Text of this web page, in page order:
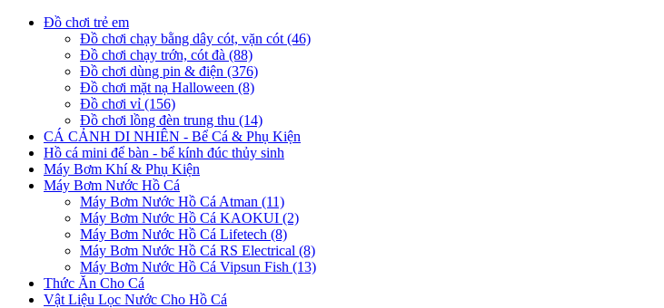
Đồ chơi trẻ em
Đồ chơi chạy bằng dây cót, vặn cót (46)
Đồ chơi chạy trớn, cót đà (88)
Đồ chơi dùng pin & điện (376)
Đồ chơi mặt nạ Halloween (8)
Đồ chơi vỉ (156)
Đồ chơi lồng đèn trung thu (14)
CÁ CẢNH DI NHIÊN - Bể Cá & Phụ Kiện
Hồ cá mini để bàn - bể kính đúc thủy sinh
Máy Bơm Khí & Phụ Kiện
Máy Bơm Nước Hồ Cá
Máy Bơm Nước Hồ Cá Atman (11)
Máy Bơm Nước Hồ Cá KAOKUI (2)
Máy Bơm Nước Hồ Cá Lifetech (8)
Máy Bơm Nước Hồ Cá RS Electrical (8)
Máy Bơm Nước Hồ Cá Vipsun Fish (13)
Thức Ăn Cho Cá
Vật Liệu Lọc Nước Cho Hồ Cá